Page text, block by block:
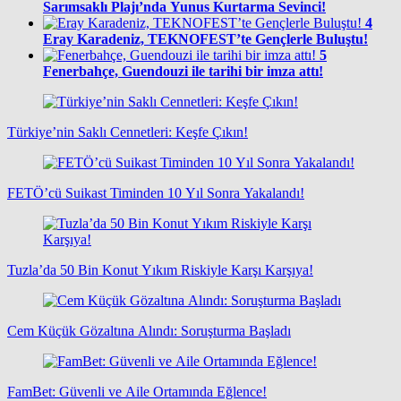
Sarımsaklı Plajı’nda Yunus Kurtarma Sevinci!
4
Eray Karadeniz, TEKNOFEST’te Gençlerle Buluştu!
5
Fenerbahçe, Guendouzi ile tarihi bir imza attı!
Türkiye’nin Saklı Cennetleri: Keşfe Çıkın!
FETÖ’cü Suikast Timinden 10 Yıl Sonra Yakalandı!
Tuzla’da 50 Bin Konut Yıkım Riskiyle Karşı Karşıya!
Cem Küçük Gözaltına Alındı: Soruşturma Başladı
FamBet: Güvenli ve Aile Ortamında Eğlence!